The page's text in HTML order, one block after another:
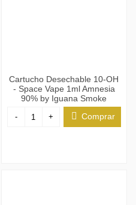
Cartucho Desechable 10-OH
- Space Vape 1ml Amnesia
90% by Iguana Smoke
- + Comprar